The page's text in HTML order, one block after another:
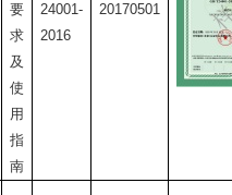
要
求
及
使
用
指
南
24001-
2016
20170501